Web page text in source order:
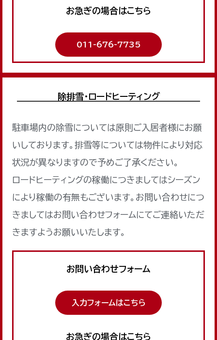
お急ぎの場合はこちら
011-676-7735
除排雪・ロードヒーティング
駐車場内の除雪については原則ご入居者様にお願
いしております。排雪等については物件により対応
状況が異なりますので予めご了承ください。
ロードヒーティングの稼働につきましてはシーズン
により稼働の有無もございます。お問い合わせにつ
きましてはお問い合わせフォームにてご連絡いただ
きますようお願いいたします。
お問い合わせフォーム
入力フォームはこちら
お急ぎの場合はこちら